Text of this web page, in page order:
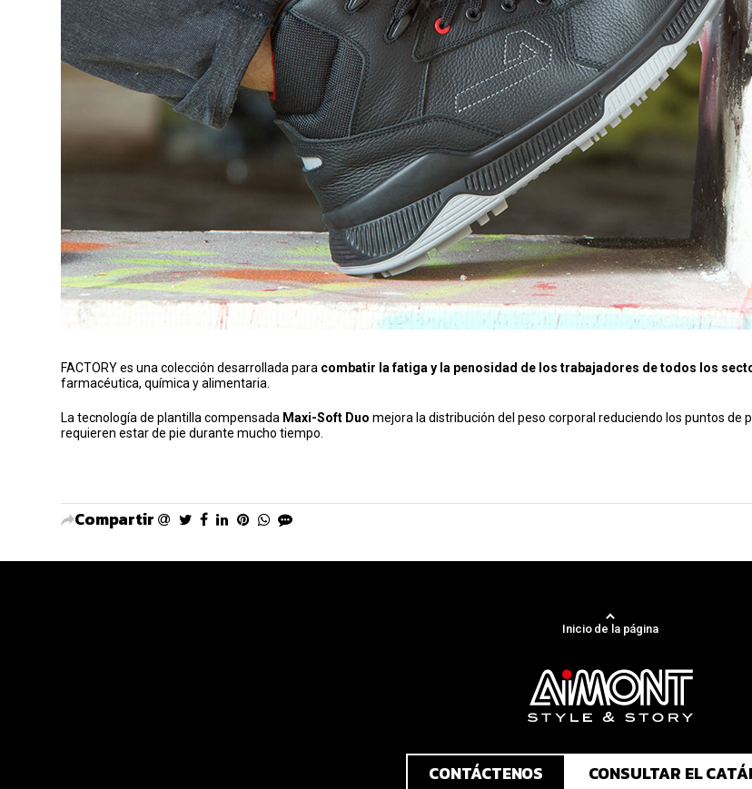
FACTORY es una colección desarrollada para combatir la fatiga y la penosidad de los trabajadores de todos los
farmacéutica, química y alimentaria.
La tecnología de plantilla compensada Maxi-Soft Duo mejora la distribución del peso corporal reduciendo los puntos de
requieren estar de pie durante mucho tiempo.
Compartir
Inicio de la página
CONTÁCTENOS CONSULTAR EL